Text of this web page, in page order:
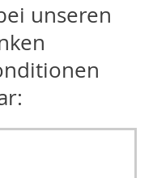
unseren